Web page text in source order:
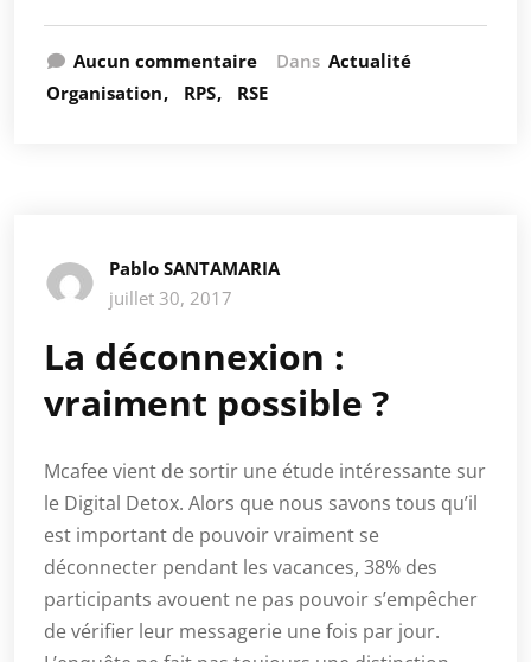
Aucun commentaire Dans Actualité
Organisation
RPS RSE
Pablo SANTAMARIA
juillet 30, 2017
La déconnexion :
vraiment possible ?
Mcafee vient de sortir une étude intéressante sur
le Digital Detox. Alors que nous savons tous qu’il
est important de pouvoir vraiment se
déconnecter pendant les vacances, 38% des
participants avouent ne pas pouvoir s’empêcher
de vérifier leur messagerie une fois par jour.